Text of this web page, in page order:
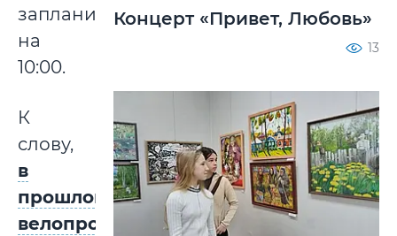
запланировано
на
10:00.
К
слову,
в
прошлогоднем
велопробеге
Концерт «Привет, Любовь»
13